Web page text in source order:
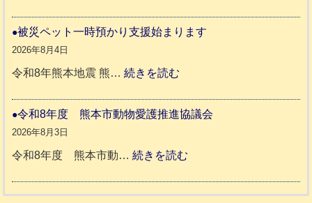
リ
ッ
さ
ん
ト
人
ホ
日
和
本
支
被災ペット一時預かり支援始まります
2026年8月4日
令和8年熊本地震 熊…続きを読む
災
ッ
令和8年度 熊本市動物愛護推進協議会
2026年8月3日
令和8年度 熊本市動…続きを読む
和